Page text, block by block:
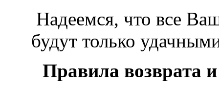
Надеемся, что все
будут только
Правила возврата